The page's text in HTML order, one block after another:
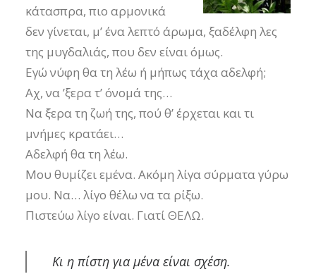
κάτασπρα, πιο αρμονικά
δεν γίνεται, μ’ ένα λεπτό άρωμα, ξαδέλφη λες
της μυγδαλιάς, που δεν είναι όμως.
Εγώ νύφη θα τη λέω ή μήπως τάχα αδελφή;
Αχ, να ’ξερα τ’ όνομά της…
Να ΄ξερα τη ζωή της, πού θ’ έρχεται και τι
μνήμες κρατάει…
Αδελφή θα τη λέω.
Μου θυμίζει εμένα. Ακόμη λίγα σύρματα γύρω
μου. Να… λίγο θέλω να τα ρίξω.
Πιστεύω λίγο είναι. Γιατί ΘΕΛΩ.
Κι η πίστη για μένα είναι σχέση.